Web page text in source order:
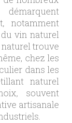
notamment
vin naturel
trouve
chez les
dans les
naturel
souvent
artisanale